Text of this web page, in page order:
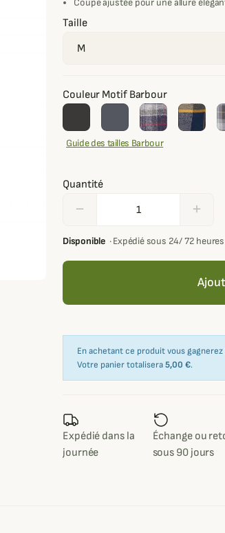
Coupe ajustée pour une allure
Taille
Couleur Motif Barbour
Guide des tailles Barbour
Quantité
remove add
Disponible ·Expédié sous 24/ 72 heures
En achetant ce produit vous gagnerez
Votre panier totalisera5,00 €.
Expédié dans la
journée
Échange ou
sous 90 jours